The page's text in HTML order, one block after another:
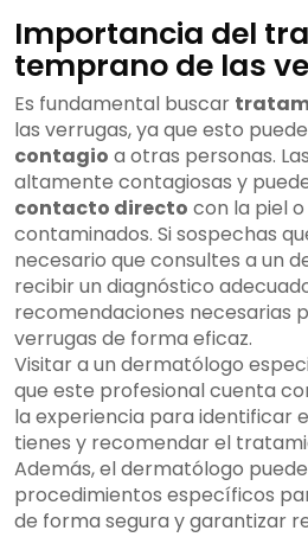
Importancia del
temprano de las
Es fundamental buscar
las verrugas, ya que esto
contagio a otras personas.
altamente contagiosas y
contacto directo con la piel
contaminados. Si sospechas
necesario que consultes a un
recibir un diagnóstico
recomendaciones necesarias
verrugas de forma eficaz.
Visitar a un dermatólogo
que este profesional cuenta
la experiencia para identificar
tienes y recomendar el
Además, el dermatólogo
procedimientos específicos
de forma segura y garantizar